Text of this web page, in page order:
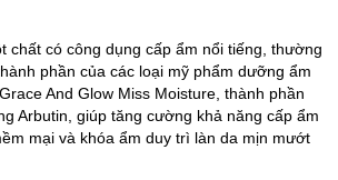
chất có công dụng cấp ẩm nổi tiếng, thường
phần của các loại mỹ phẩm dưỡng ẩm
And Glow Miss Moisture, thành phần
Arbutin, giúp tăng cường khả năng cấp ẩm
mại và khóa ẩm duy trì làn da mịn mướt